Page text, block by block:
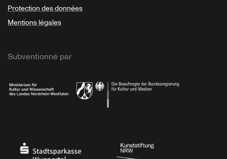
Protection des données
Mentions légales
Subventionné par